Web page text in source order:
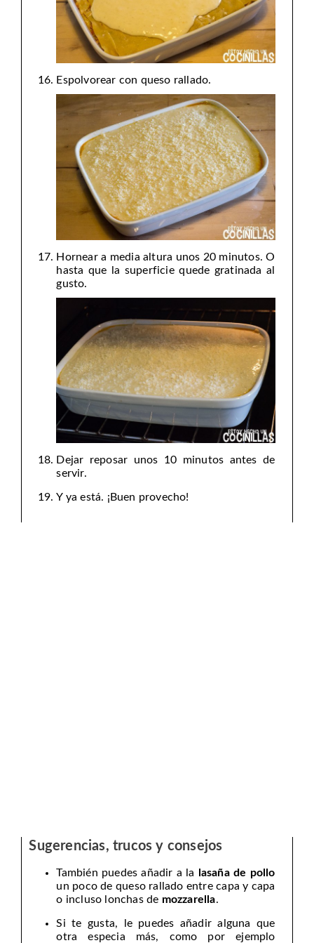
Espolvorear con queso rallado.
Hornear a media altura unos 20 minutos. O
hasta que la superficie quede gratinada al
gusto.
Dejar reposar unos 10 minutos antes de
servir.
Y ya está. ¡Buen provecho!
Sugerencias, trucos y consejos
También puedes añadir a la
lasaña de pollo
un poco de queso rallado entre capa y capa
o incluso lonchas de mozzarella.
Si te gusta, le puedes añadir alguna que
otra especia más, como por ejemplo